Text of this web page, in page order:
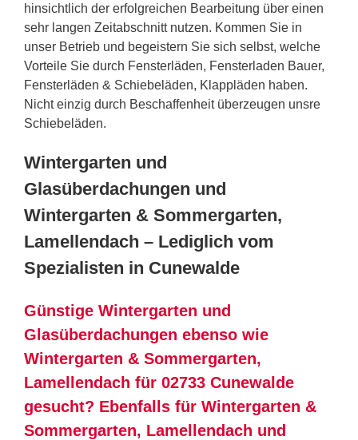
hinsichtlich der erfolgreichen Bearbeitung über einen
sehr langen Zeitabschnitt nutzen. Kommen Sie in
unser Betrieb und begeistern Sie sich selbst, welche
Vorteile Sie durch Fensterläden, Fensterladen Bauer,
Fensterläden & Schiebeläden, Klappläden haben.
Nicht einzig durch Beschaffenheit überzeugen unsre
Schiebeläden.
Wintergarten und
Glasüberdachungen und
Wintergarten & Sommergarten,
Lamellendach – Lediglich vom
Spezialisten in Cunewalde
Günstige Wintergarten und
Glasüberdachungen ebenso wie
Wintergarten & Sommergarten,
Lamellendach für 02733 Cunewalde
gesucht? Ebenfalls für Wintergarten &
Sommergarten, Lamellendach und